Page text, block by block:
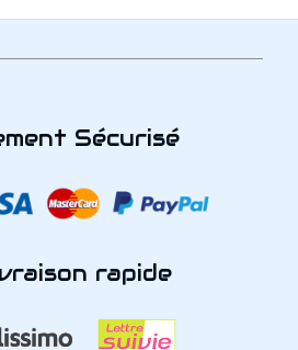
Sécurisé
rapide